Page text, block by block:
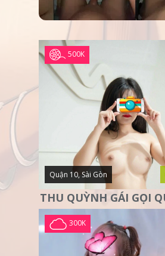
500K
Quận 10, Sài Gòn
300K